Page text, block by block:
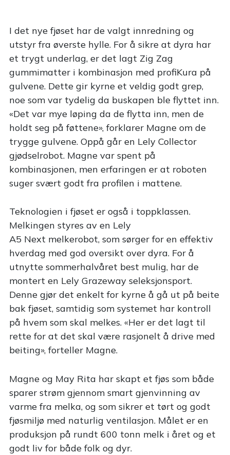
I det nye fjøset har de valgt innredning og
utstyr fra øverste hylle. For å sikre at dyra har
et trygt underlag, er det lagt Zig Zag
gummimatter i kombinasjon med profiKura på
gulvene. Dette gir kyrne et veldig godt grep,
noe som var tydelig da buskapen ble flyttet inn.
«Det var mye løping da de flytta inn, men de
holdt seg på føttene», forklarer Magne om de
trygge gulvene. Oppå går en Lely Collector
gjødselrobot. Magne var spent på
kombinasjonen, men erfaringen er at roboten
suger svært godt fra profilen i mattene.
Teknologien i fjøset er også i toppklassen.
Melkingen styres av en Lely
A5 Next melkerobot, som sørger for en effektiv
hverdag med god oversikt over dyra. For å
utnytte sommerhalvåret best mulig, har de
montert en Lely Grazeway seleksjonsport.
Denne gjør det enkelt for kyrne å gå ut på beite
bak fjøset, samtidig som systemet har kontroll
på hvem som skal melkes. «Her er det lagt til
rette for at det skal være rasjonelt å drive med
beiting», forteller Magne.
Magne og May Rita har skapt et fjøs som både
sparer strøm gjennom smart gjenvinning av
varme fra melka, og som sikrer et tørt og godt
fjøsmiljø med naturlig ventilasjon. Målet er en
produksjon på rundt 600 tonn melk i året og et
godt liv for både folk og dyr.